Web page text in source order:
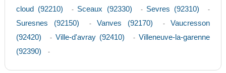
cloud (92210)
- Sceaux (92330) - Sevres (92310) -
Suresnes (92150) - Vanves (92170) - Vaucresson
(92420)
- Ville-d'avray (92410) - Villeneuve-la-garenne
(92390)
-